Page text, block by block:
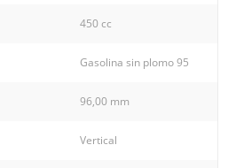
450 cc
Gasolina sin plomo 95
96,00 mm
Vertical